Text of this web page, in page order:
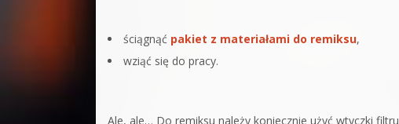
ściągnąć pakiet z materiałami do remiksu,
wziąć się do pracy.
Ale, ale… Do remiksu należy koniecznie użyć wtyczki filtru